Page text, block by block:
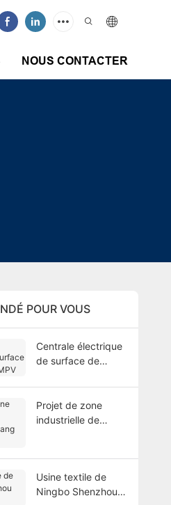
NOUS CONTACTER
POUR VOUS
Centrale électrique
de surface de
Projet de zone
industrielle de
Usine textile de
Ningbo Shenzhou